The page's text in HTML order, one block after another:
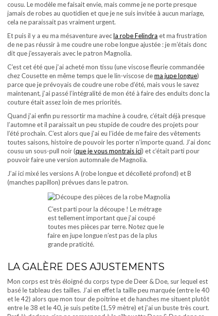
cousu. Le modèle me faisait envie, mais comme je ne porte presque
jamais de robes au quotidien et que je ne suis invitée à aucun mariage,
cela ne paraissait pas vraiment urgent.
Et puis il y a eu ma mésaventure avecla robe Felindra et ma frustration
de ne pas réussir à me coudre une robe longue ajustée : je m’étais donc
dit que j’essayerais avec le patron Magnolia.
C’est cet été que j’ai acheté mon tissu (une viscose fleurie commandée
chez Cousette en même temps que le lin-viscose dema jupe longue)
parce que je prévoyais de coudre une robe d’été, mais vous le savez
maintenant, j’ai passé l’intégralité de mon été à faire des enduits donc la
couture était assez loin de mes priorités.
Quand j’ai enfin pu ressortir ma machine à coudre, c’était déjà presque
l’automne et il paraissait un peu stupide de coudre des projets pour
l’été prochain. C’est alors que j’ai eu l’idée de me faire des vêtements
toutes saisons, histoire de pouvoir les porter n’importe quand. J’ai donc
cousu un sous-pull noir (que je vous montrais ici) et c’était parti pour
pouvoir faire une version automnale de Magnolia.
J’ai ici mixé les versions A (robe longue et décolleté profond) et B
(manches papillon) prévues dans le patron.
C’est parti pour la découpe ! Le métrage
est tellement important que j’ai coupé
toutes mes pièces par terre. Notez que le
faire en jupe longue n’est pas de la plus
grande praticité.
LA GALÈRE DES AJUSTEMENTS
Mon corps est très éloigné du corps type de Deer & Doe, sur lequel est
basé le tableau des tailles. J’ai en effet la taille peu marquée (entre le 40
et le 42) alors que mon tour de poitrine et de hanches me situent plutôt
entre le 38 et le 40, je suis petite (1,59 mètre) et j’ai un buste très court.